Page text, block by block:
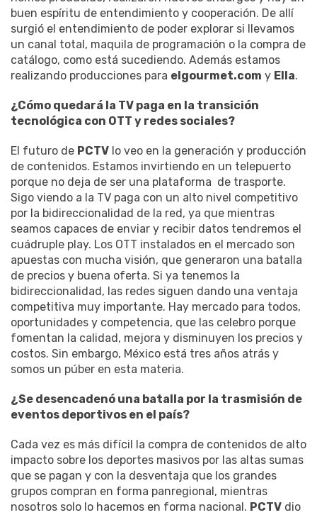
buen espíritu de entendimiento y cooperación. De allí
surgió el entendimiento de poder explorar si llevamos
un canal total, maquila de programación o la compra de
catálogo, como está sucediendo. Además estamos
realizando producciones para elgourmet.com y Ella.
¿Cómo quedará la TV paga en la transición
tecnológica con OTT y redes sociales?
El futuro de PCTV lo veo en la generación y producción
de contenidos. Estamos invirtiendo en un telepuerto
porque no deja de ser una plataforma de trasporte.
Sigo viendo a la TV paga con un alto nivel competitivo
por la bidireccionalidad de la red, ya que mientras
seamos capaces de enviar y recibir datos tendremos el
cuádruple play. Los OTT instalados en el mercado son
apuestas con mucha visión, que generaron una batalla
de precios y buena oferta. Si ya tenemos la
bidireccionalidad, las redes siguen dando una ventaja
competitiva muy importante. Hay mercado para todos,
oportunidades y competencia, que las celebro porque
fomentan la calidad, mejora y disminuyen los precios y
costos. Sin embargo, México está tres años atrás y
somos un púber en esta materia.
¿Se desencadenó una batalla por la trasmisión de
eventos deportivos en el país?
Cada vez es más difícil la compra de contenidos de alto
impacto sobre los deportes masivos por las altas sumas
que se pagan y con la desventaja que los grandes
grupos compran en forma panregional, mientras
nosotros solo lo hacemos en forma nacional. PCTV dio